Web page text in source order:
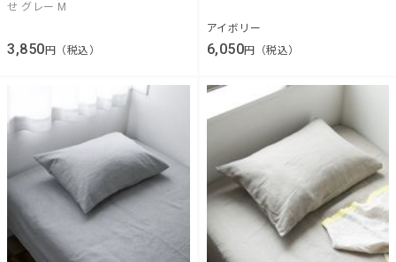
せ グレー M
3,850 円（税込）
アイボリー
6,050円（税込）